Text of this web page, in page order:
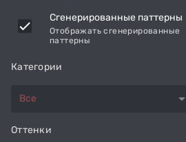
Сгенерированные паттерны
Отображать сгенерированные
паттерны
Категории
Все arrow_drop_down
Оттенки